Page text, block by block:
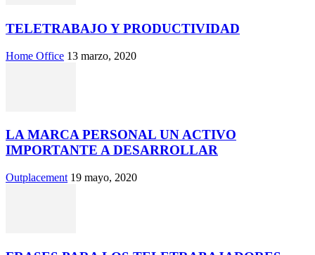
TELETRABAJO Y PRODUCTIVIDAD
Home Office 13 marzo, 2020
LA MARCA PERSONAL UN ACTIVO
IMPORTANTE A DESARROLLAR
Outplacement 19 mayo, 2020